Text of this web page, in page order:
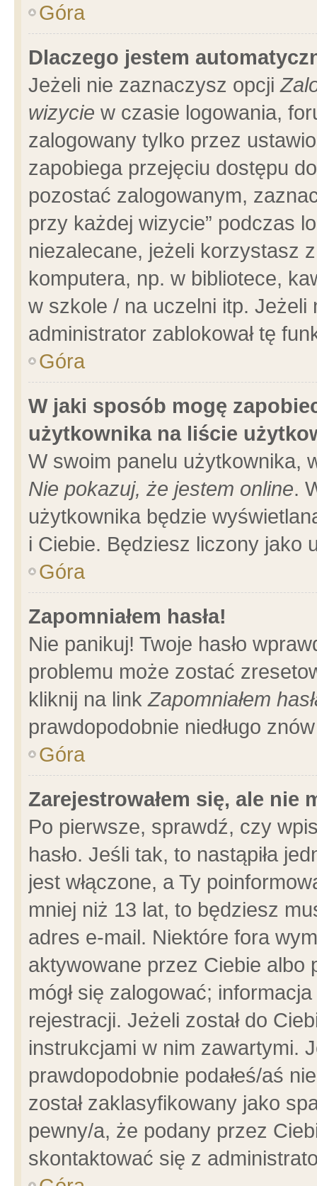
Góra
Dlaczego jestem
Jeżeli nie zaznaczysz opcji
wizycie w czasie logowania,
zalogowany tylko przez
zapobiega przejęciu dostępu
pozostać zalogowanym,
przy każdej wizycie” podczas
niezalecane, jeżeli korzystasz
komputera, np. w bibliotece,
w szkole / na uczelni itp.
administrator zablokował tę
Góra
W jaki sposób mogę
użytkownika na liście
W swoim panelu użytkownika,
Nie pokazuj, że jestem online.
użytkownika będzie
i Ciebie. Będziesz liczony jako
Góra
Zapomniałem hasła!
Nie panikuj! Twoje hasło
problemu może zostać
kliknij na linkZapomniałem
prawdopodobnie niedługo
Góra
Zarejestrowałem się, ale nie
Po pierwsze, sprawdź, czy
hasło. Jeśli tak, to nastąpiła
jest włączone, a Ty
mniej niż 13 lat, to będziesz
adres e-mail. Niektóre fora
aktywowane przez Ciebie albo
mógł się zalogować;
rejestracji. Jeżeli został do
instrukcjami w nim zawartymi.
prawdopodobnie podałeś/aś
został zaklasyfikowany jako
pewny/a, że podany przez
skontaktować się z